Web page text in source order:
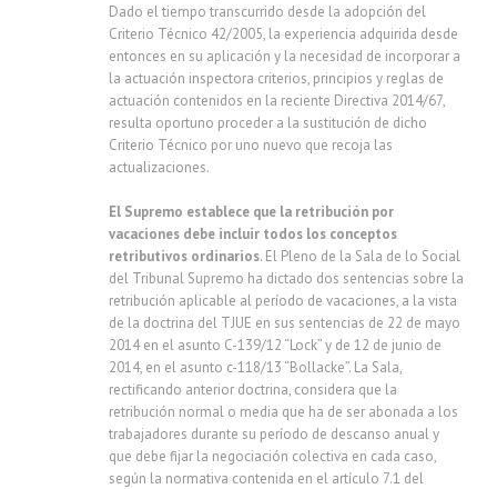
Dado el tiempo transcurrido desde la adopción del
Criterio Técnico 42/2005, la experiencia adquirida desde
entonces en su aplicación y la necesidad de incorporar a
la actuación inspectora criterios, principios y reglas de
actuación contenidos en la reciente Directiva 2014/67,
resulta oportuno proceder a la sustitución de dicho
Criterio Técnico por uno nuevo que recoja las
actualizaciones.
El Supremo establece que la retribución por
vacaciones debe incluir todos los conceptos
retributivos ordinarios. El Pleno de la Sala de lo Social
del Tribunal Supremo ha dictado dos sentencias sobre la
retribución aplicable al período de vacaciones, a la vista
de la doctrina del TJUE en sus sentencias de 22 de mayo
2014 en el asunto C-139/12 “Lock” y de 12 de junio de
2014, en el asunto c-118/13 “Bollacke”. La Sala,
rectificando anterior doctrina, considera que la
retribución normal o media que ha de ser abonada a los
trabajadores durante su período de descanso anual y
que debe fijar la negociación colectiva en cada caso,
según la normativa contenida en el artículo 7.1 del